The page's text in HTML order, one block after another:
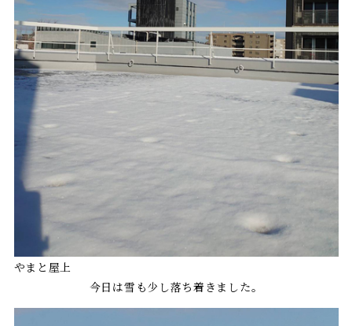
やまと屋上
今日は雪も少し落ち着きました。